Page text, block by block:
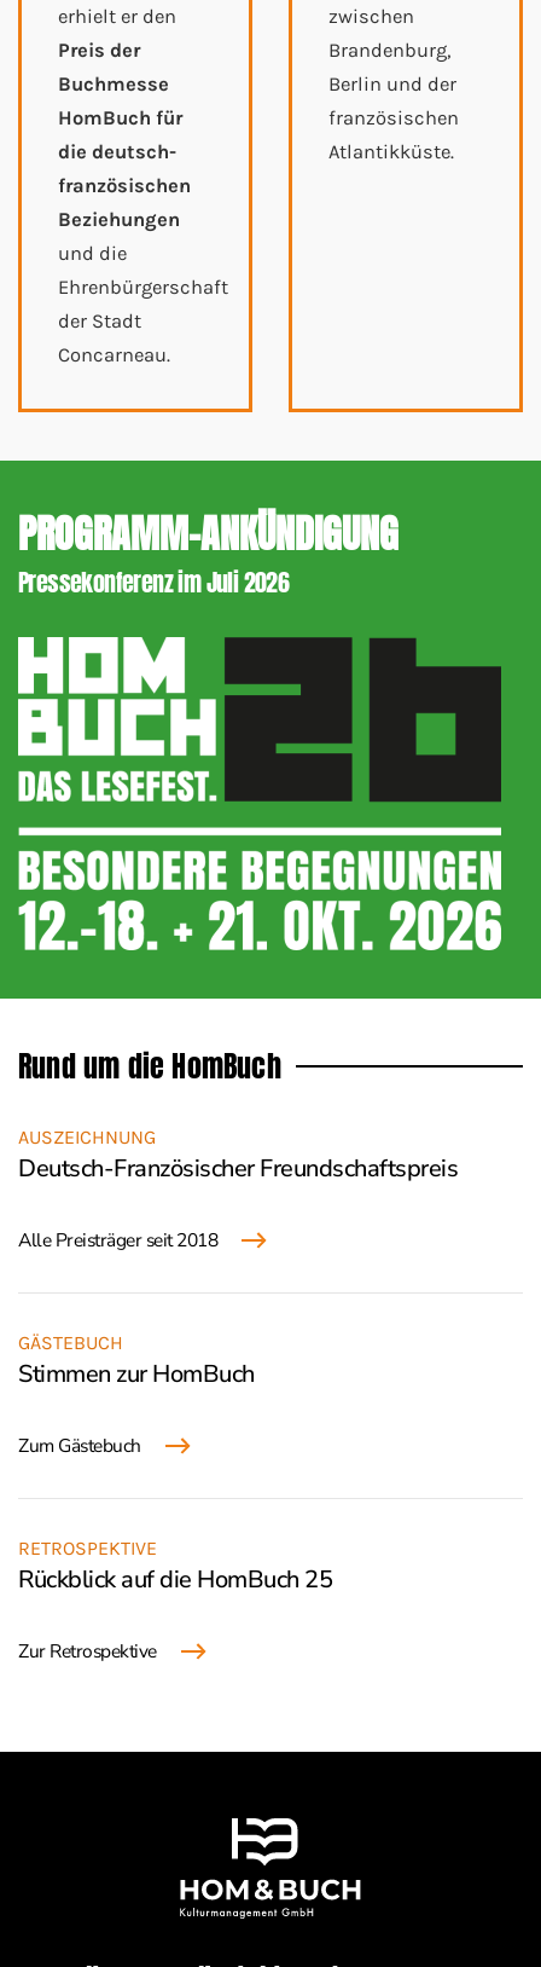
erhielt er den
Preis der
Buchmesse
HomBuch für
die deutsch-
französischen
Beziehungen
und die
Ehrenbürgerschaft
der Stadt
Concarneau.
zwischen
Brandenburg,
Berlin und der
französischen
Atlantikküste.
PROGRAMM-ANKÜNDIGUNG
Pressekonferenz im Juli 2026
Rund um die HomBuch
AUSZEICHNUNG
Deutsch-Französischer Freundschaftspreis
Alle Preisträger seit 2018
GÄSTEBUCH
Stimmen zur HomBuch
Zum Gästebuch
RETROSPEKTIVE
Rückblick auf die HomBuch 25
Zur Retrospektive